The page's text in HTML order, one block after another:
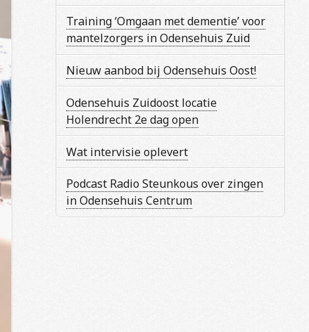
Training ‘Omgaan met dementie’ voor
mantelzorgers in Odensehuis Zuid
Nieuw aanbod bij Odensehuis Oost!
Odensehuis Zuidoost locatie
Holendrecht 2e dag open
Wat intervisie oplevert
Podcast Radio Steunkous over zingen
in Odensehuis Centrum